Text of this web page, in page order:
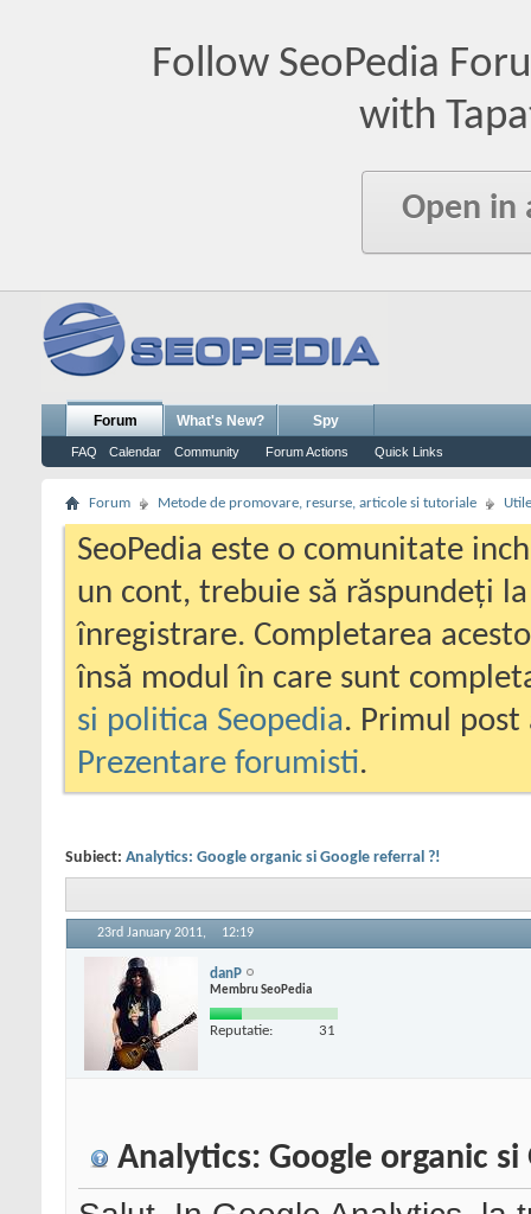
Follow SeoPedia
with
Open in
Forum
FAQ Calendar Community Forum Actions Quick Links
What's New? Spy
Forum Metode de promovare, resurse, articole si tutoriale Utile
SeoPedia este o comunitate
un cont, trebuie să răspundeți
înregistrare. Completarea
însă modul în care sunt
si politica Seopedia. Primul
Prezentare forumisti.
Subiect: Analytics: Google organic si Google referral ?!
23rd January 2011, 12:19
danP
Membru SeoPedia
Reputatie: 31
Analytics: Google organic